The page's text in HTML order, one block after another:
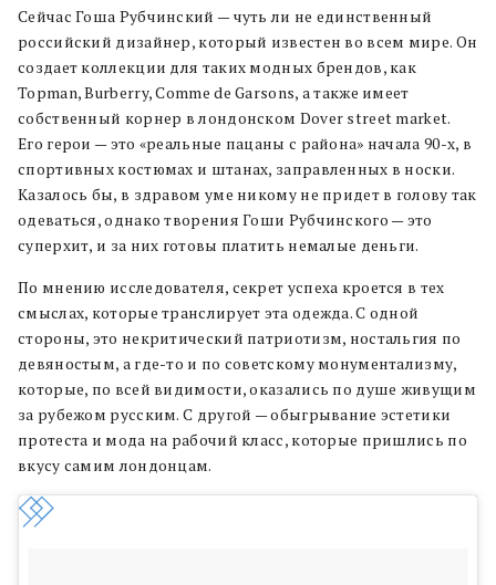
Сейчас Гоша Рубчинский — чуть ли не единственный
российский дизайнер, который известен во всем мире. Он
создает коллекции для таких модных брендов, как
Topman, Burberry, Comme de Garsons, а также имеет
собственный корнер в лондонском Dover street market.
Его герои — это «реальные пацаны с района» начала 90-х, в
спортивных костюмах и штанах, заправленных в носки.
Казалось бы, в здравом уме никому не придет в голову так
одеваться, однако творения Гоши Рубчинского — это
суперхит, и за них готовы платить немалые деньги.
По мнению исследователя, секрет успеха кроется в тех
смыслах, которые транслирует эта одежда. С одной
стороны, это некритический патриотизм, ностальгия по
девяностым, а где-то и по советскому монументализму,
которые, по всей видимости, оказались по душе живущим
за рубежом русским. С другой — обыгрывание эстетики
протеста и мода на рабочий класс, которые пришлись по
вкусу самим лондонцам.